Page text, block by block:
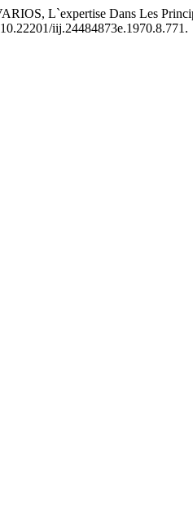
L`expertise Dans Les
iij.24484873e.1970.8.771.